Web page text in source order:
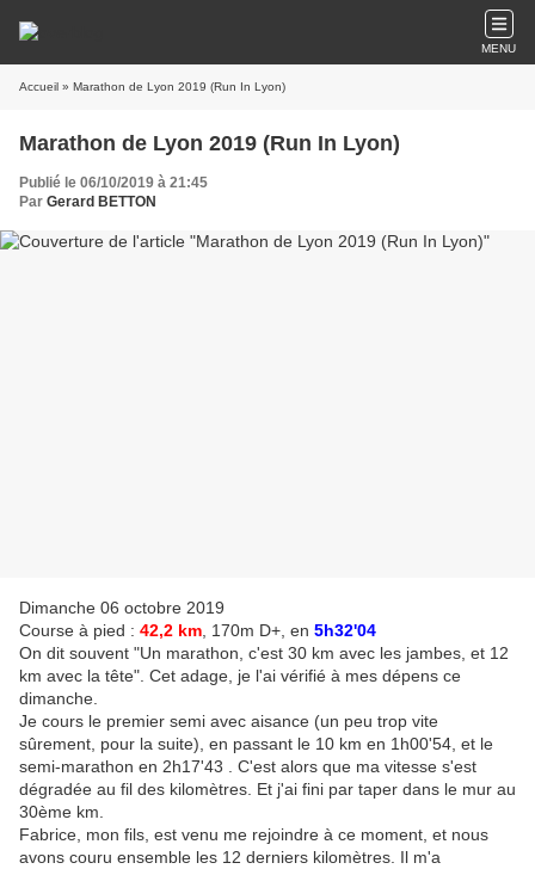
MENU
Accueil » Marathon de Lyon 2019 (Run In Lyon)
Marathon de Lyon 2019 (Run In Lyon)
Publié le 06/10/2019 à 21:45
Par Gerard BETTON
Dimanche 06 octobre 2019
Course à pied : 42,2 km , 170m D+, en 5h32'04
On dit souvent "Un marathon, c'est 30 km avec les jambes, et 12
km avec la tête". Cet adage, je l'ai vérifié à mes dépens ce
dimanche.
Je cours le premier semi avec aisance (un peu trop vite
sûrement, pour la suite), en passant le 10 km en 1h00'54, et le
semi-marathon en 2h17'43 . C'est alors que ma vitesse s'est
dégradée au fil des kilomètres. Et j'ai fini par taper dans le mur au
30ème km.
Fabrice, mon fils, est venu me rejoindre à ce moment, et nous
avons couru ensemble les 12 derniers kilomètres. Il m'a